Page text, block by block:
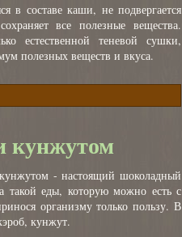
в составе каши, не подвергается
все полезные вещества.
естественной теневой сушки,
полезных веществ и вкуса.
кунжутом
- настоящий шоколадный
такой еды, которую можно есть с
организму только пользу. В
кунжут.